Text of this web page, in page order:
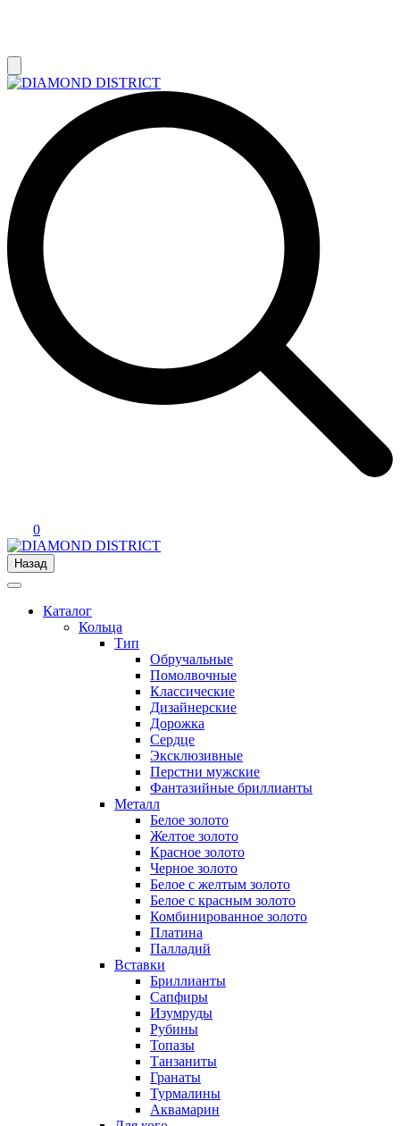
0
Назад
Каталог
Кольца
Тип
Обручальные
Помолвочные
Классические
Дизайнерские
Дорожка
Сердце
Эксклюзивные
Перстни мужские
Фантазийные бриллианты
Металл
Белое золото
Желтое золото
Красное золото
Черное золото
Белое с желтым золото
Белое с красным золото
Комбинированное золото
Платина
Палладий
Вставки
Бриллианты
Сапфиры
Изумруды
Рубины
Топазы
Танзаниты
Гранаты
Турмалины
Аквамарин